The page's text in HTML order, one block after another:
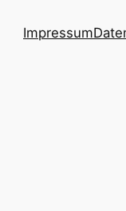
Impressum